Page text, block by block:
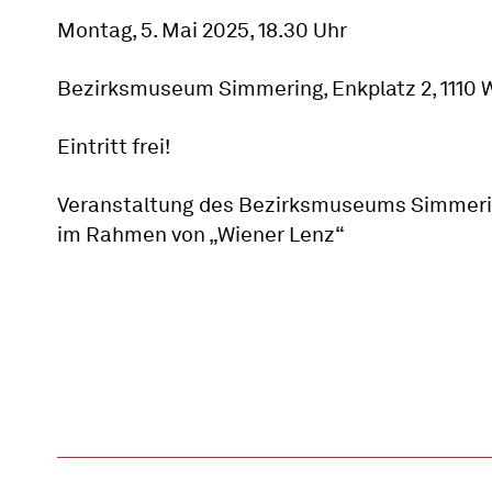
Montag, 5. Mai 2025, 18.30 Uhr
Bezirksmuseum Simmering, Enkplatz 2, 1110
Eintritt frei!
Veranstaltung des Bezirksmuseums
im Rahmen von „Wiener Lenz“